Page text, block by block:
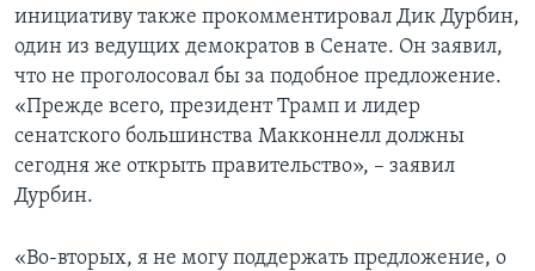
инициативу также прокомментировал Дик Дурбин,
один из ведущих демократов в Сенате. Он заявил,
что не проголосовал бы за подобное предложение.
«Прежде всего, президент Трамп и лидер
сенатского большинства Макконнелл должны
сегодня же открыть правительство», – заявил
Дурбин.
«Во-вторых, я не могу поддержать предложение, о